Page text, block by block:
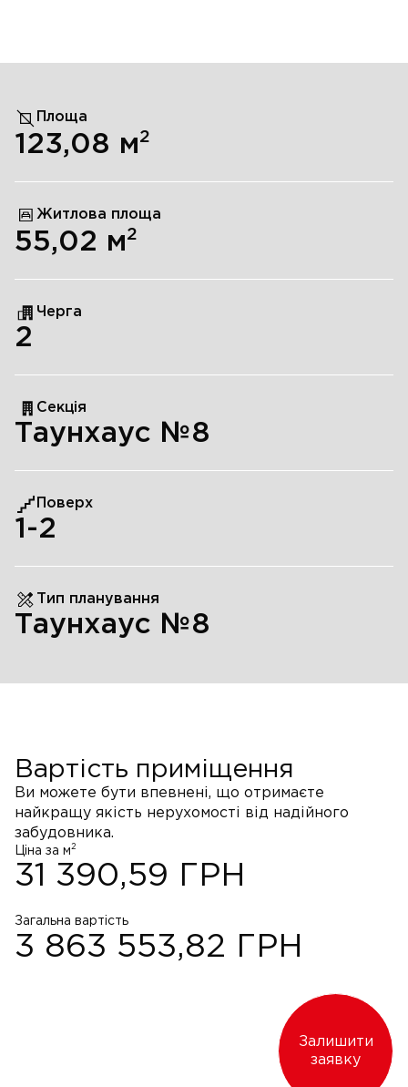
Площа
123,08 м2
Житлова площа
55,02 м2
Черга
2
Секція
Таунхаус №8
Поверх
1 -2
Тип планування
Таунхаус №8
Вартість приміщення
Ви можете бути впевнені, що отримаєте
найкращу якість нерухомості від надійного
забудовника.
Ціна за м 2
31 390,59 ГРН
Загальна вартість
3 863 553,82 ГРН
Залишити
заявку